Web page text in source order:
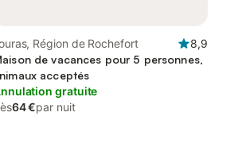
Région de Rochefort
8,9
de vacances pour 5 personnes,
acceptés
gratuite
64 €par nuit